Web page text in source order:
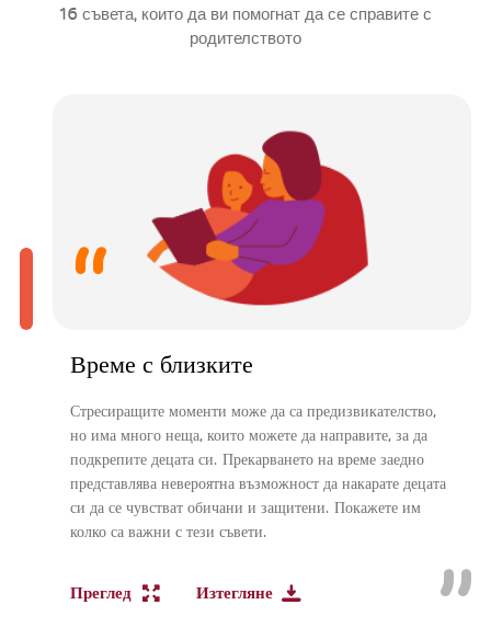
16 съвета, които да ви помогнат да се справите с
родителството
Време с близките
Стресиращите моменти може да са предизвикателство,
но има много неща, които можете да направите, за да
подкрепите децата си. Прекарването на време заедно
представлява невероятна възможност да накарате децата
си да се чувстват обичани и защитени. Покажете им
колко са важни с тези съвети.
Преглед Изтегляне